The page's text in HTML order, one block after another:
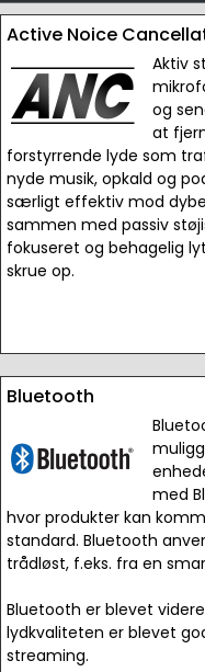
Active Noice
Aktiv
og
at
forstyrrende lyde som
nyde musik, opkald og
særligt effektiv mod
sammen med passiv
fokuseret og behagelig
skrue op.
Bluetooth
med
hvor produkter kan
standard. Bluetooth
trådløst, f.eks. fra en
Bluetooth er blevet
lydkvaliteten er blevet
streaming.